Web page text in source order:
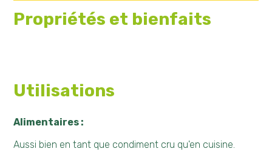
Propriétés et bienfaits
Utilisations
Alimentaires :
Aussi bien en tant que condiment cru qu'en cuisine.